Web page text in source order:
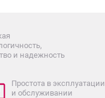
и надежность
Простота в эксплуатации
и обслуживании